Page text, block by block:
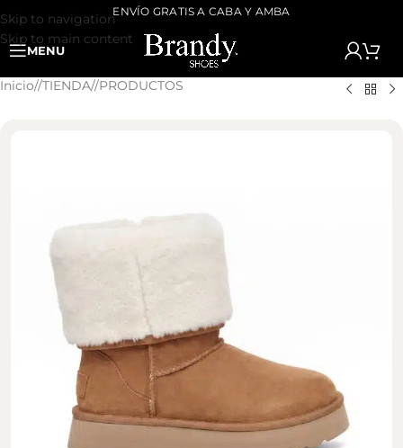
Skip to navigation
Skip to main content
ENVÍO GRATIS A CABA Y AMBA
MENU
Inicio/ TIENDA/ PRODUCTOS